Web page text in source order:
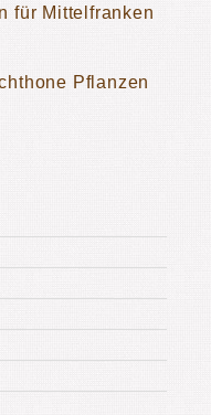
für Mittelfranken
Pflanzen